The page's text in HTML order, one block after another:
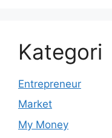
Kategori
Entrepreneur
Market
My Money